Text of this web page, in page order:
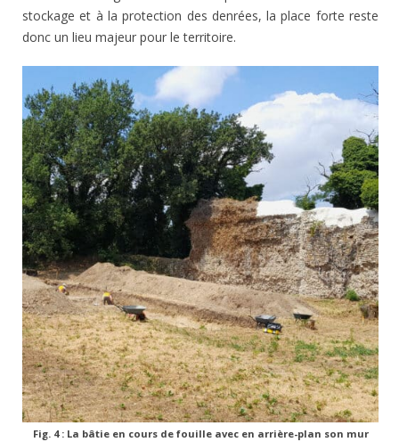
stockage et à la protection des denrées, la place forte reste
donc un lieu majeur pour le territoire.
Fig. 4 : La bâtie en cours de fouille avec en arrière-plan son mur